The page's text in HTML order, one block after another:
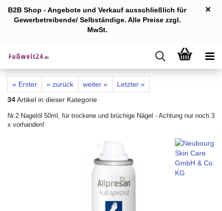
B2B Shop - Angebote und Verkauf ausschließlich für
Gewerbetreibende/ Selbständige. Alle Preise zzgl.
MwSt.
« Erster « zurück weiter »
Letzter »
34Artikel in dieser Kategorie
Nr.2 Nagelöl 50ml, für trockene und brüchige Nägel - Achtung nur noch 3
x vorhanden!